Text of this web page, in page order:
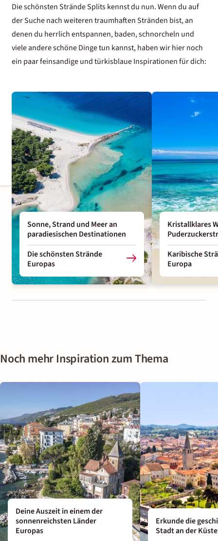
Die schönsten Strände Splits kennst du nun. Wenn du auf
der Suche nach weiteren traumhaften Stränden bist, an
denen du herrlich entspannen, baden, schnorcheln und
viele andere schöne Dinge tun kannst, haben wir hier noch
ein paar feinsandige und türkisblaue Inspirationen für dich:
Sonne, Strand und Meer an
paradiesischen Destinationen
Die schönsten Strände
Europas
Kristallklares
Karibische
Europa
Noch mehr Inspiration zum Thema
Deine Auszeit in einem der
sonnenreichsten Länder
Europas
Erkunde die
Stadt an der